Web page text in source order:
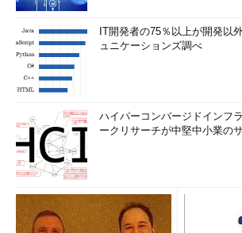
IT開発者の75％以上が開発以
ュニケーションズ調べ
ハイパーコンバージドインフ
ークリサーチが中堅中小業の